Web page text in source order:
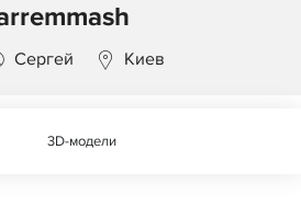
Сергей Киев
3D-модели